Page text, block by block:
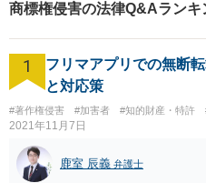
商標権侵害の法律Q&Aランキ
1
フリマアプリでの無断
と対応策
#著作権侵害 #加害者 #知的財産・特許
2021年11月7日
鹿室 辰義 弁護士